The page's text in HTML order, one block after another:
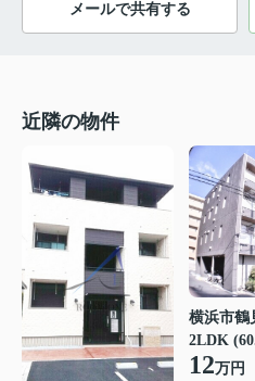
メールで共有する
近隣の物件
横浜市鶴
2LDK
12万円